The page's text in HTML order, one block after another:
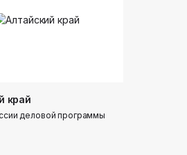
край
деловой программы